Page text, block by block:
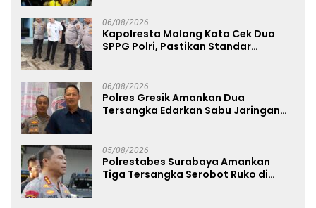
06/08/2026
Kapolresta Malang Kota Cek Dua
SPPG Polri, Pastikan Standar
06/08/2026
Polres Gresik Amankan Dua
Tersangka Edarkan Sabu Jaringan
05/08/2026
Polrestabes Surabaya Amankan
Tiga Tersangka Serobot Ruko di